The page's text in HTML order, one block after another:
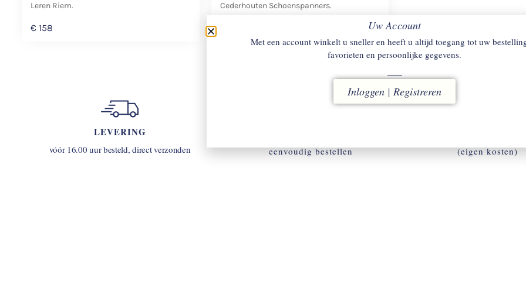
Leren Riem.
€ 158
Cederhouten Schoenspanners.
LEVERING
vóór 16.00 uur besteld, direct verzonden eenvoudig bestellen (eigen kosten)
Uw Account
Met een account winkelt u sneller en heeft u altijd toegang tot uw
favorieten en persoonlijke gegevens.
Inloggen | Registreren